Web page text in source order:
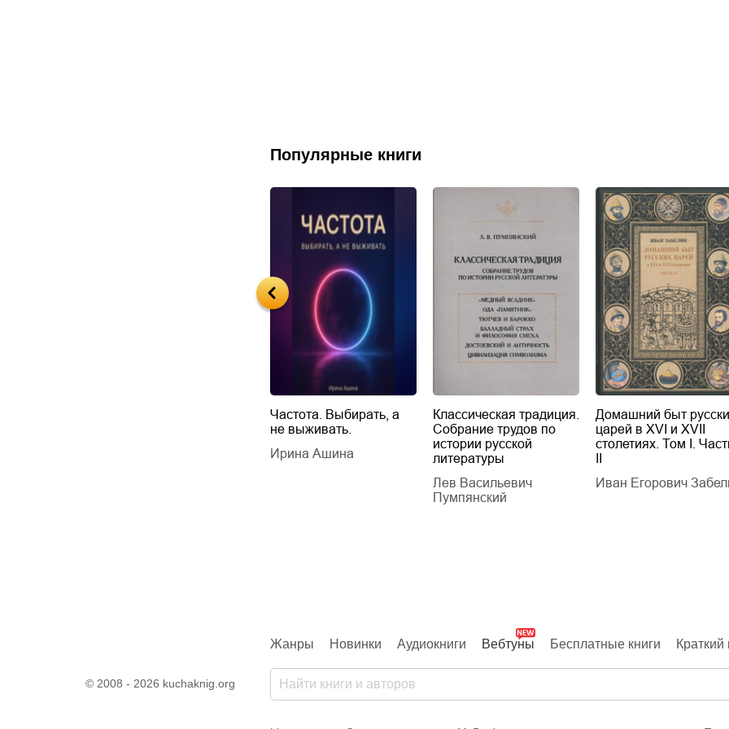
Популярные книги
Частота. Выбирать, а
не выживать.
Ирина Ашина
Классическая традиция.
Собрание трудов по
истории русской
литературы
Лев Васильевич
Пумпянский
Домашний быт
царей в XVI и XVII
столетиях. Том I.
Иван Егорович
© 2008 - 2026 kuchaknig.org
Жанры Новинки Аудиокниги Вебтуны Бесплатные книги Краткий